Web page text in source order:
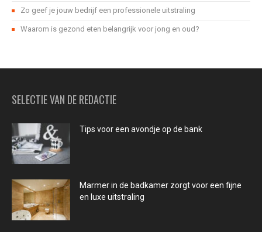
Zo geef je jouw bedrijf een professionele uitstraling
Waarom is gezond eten belangrijk voor jong en oud?
SELECTIE VAN DE REDACTIE
Tips voor een avondje op de bank
Marmer in de badkamer zorgt voor een fijne
en luxe uitstraling